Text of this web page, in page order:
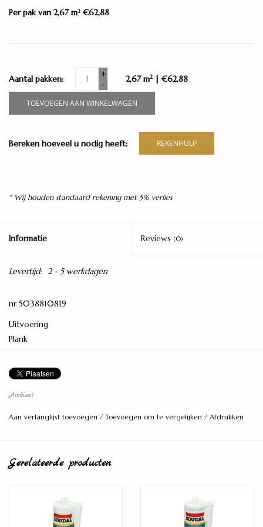
Per pak van 2,67 m2 €62,88
Aantal pakken:
+
-
2,67 m2 | €62,88
TOEVOEGEN AAN WINKELWAGEN
Bereken hoeveel u nodig heeft: REKENHULP
* Wij houden standaard rekening met 5% verlies
Informatie Reviews (0)
Levertijd: 2 - 5 werkdagen
nr 5038810819
Uitvoering
Plank
242 mm
Lengte
Vellingkant
Vloerverwarming/-verkoeling
Ambiant
Aan verlanglijst toevoegen /Toevoegen om te vergelijken / Afdrukken
Gerelateerde producten